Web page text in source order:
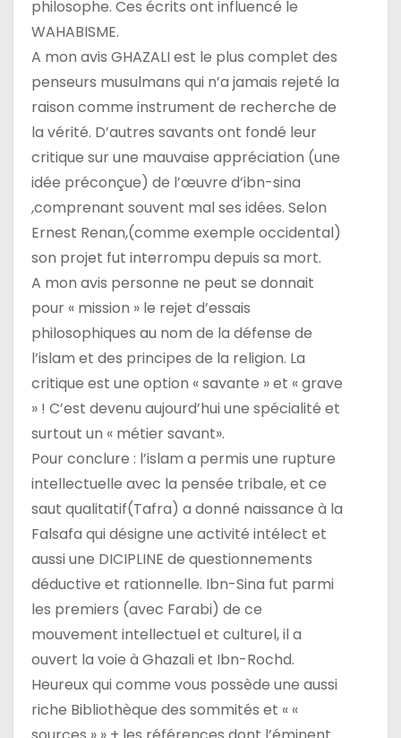
philosophe. Ces écrits ont influencé le
WAHABISME.
A mon avis GHAZALI est le plus complet des
penseurs musulmans qui n’a jamais rejeté la
raison comme instrument de recherche de
la vérité. D’autres savants ont fondé leur
critique sur une mauvaise appréciation (une
idée préconçue) de l’œuvre d’ibn-sina
,comprenant souvent mal ses idées. Selon
Ernest Renan,(comme exemple occidental)
son projet fut interrompu depuis sa mort.
A mon avis personne ne peut se donnait
pour « mission » le rejet d’essais
philosophiques au nom de la défense de
l’islam et des principes de la religion. La
critique est une option « savante » et « grave
» ! C’est devenu aujourd’hui une spécialité et
surtout un « métier savant».
Pour conclure : l’islam a permis une rupture
intellectuelle avec la pensée tribale, et ce
saut qualitatif(Tafra) a donné naissance à la
Falsafa qui désigne une activité intélect et
aussi une DICIPLINE de questionnements
déductive et rationnelle. Ibn-Sina fut parmi
les premiers (avec Farabi) de ce
mouvement intellectuel et culturel, il a
ouvert la voie à Ghazali et Ibn-Rochd.
Heureux qui comme vous possède une aussi
riche Bibliothèque des sommités et « «